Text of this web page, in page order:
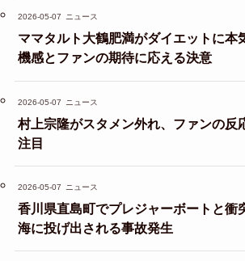
2026-05-07 ニュース
ママタルト大鶴肥満がダイエットに本
機感とファンの期待に応える決意
2026-05-07 ニュース
村上宗隆がスタメン外れ、ファンの反
注目
2026-05-07 ニュース
香川県直島町でプレジャーボートと衝
海に投げ出される事故発生